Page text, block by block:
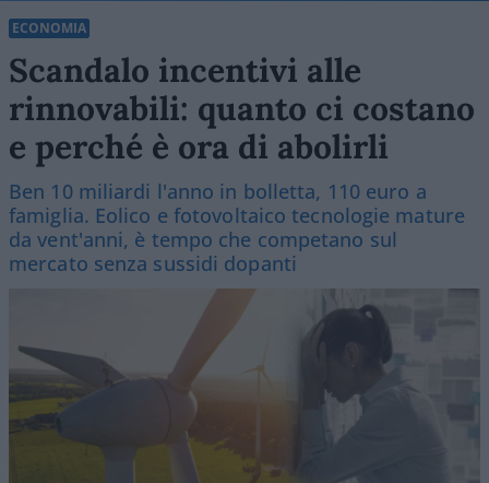
ECONOMIA
Scandalo incentivi alle
rinnovabili: quanto ci costano
e perché è ora di abolirli
Ben 10 miliardi l'anno in bolletta, 110 euro a
famiglia. Eolico e fotovoltaico tecnologie mature
da vent'anni, è tempo che competano sul
mercato senza sussidi dopanti